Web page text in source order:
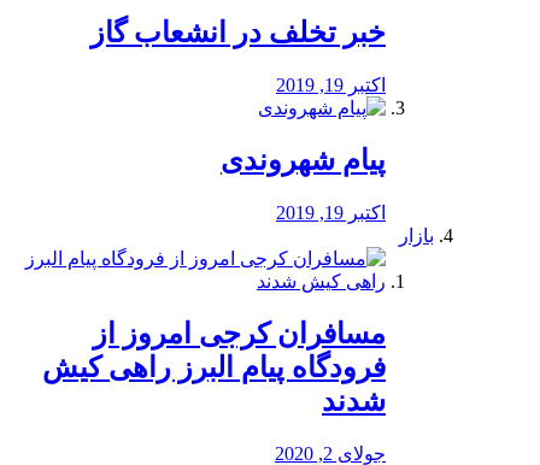
خبر تخلف در انشعاب گاز
اکتبر 19, 2019
پیام شهروندی
اکتبر 19, 2019
بازار
مسافران کرجی امروز از
فرودگاه پیام البرز راهی کیش
شدند
جولای 2, 2020